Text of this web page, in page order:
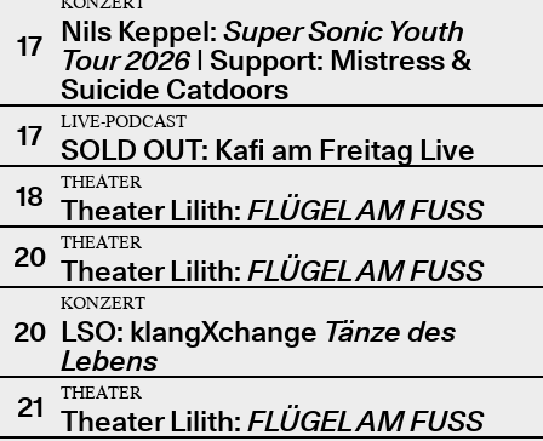
17 Nils Keppel: Super Sonic Youth
Tour 2026| Support: Mistress &
Suicide Catdoors
17
LIVE-PODCAST
SOLD OUT: Kafi am Freitag Live
18
THEATER
Theater Lilith: FLÜGEL AM FUSS
20
THEATER
Theater Lilith: FLÜGEL AM FUSS
20
KONZERT
LSO: klangXchange Tänze des
Lebens
21
THEATER
Theater Lilith: FLÜGEL AM FUSS